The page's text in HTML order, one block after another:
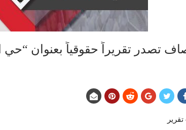
تصدر تقريراً حقوقياً بعنوان “حي